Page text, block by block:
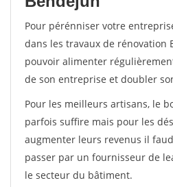
Pour pérénniser votre
dans les travaux de rénovation
pouvoir alimenter
de son entreprise et doubler
Pour les meilleurs artisans, le
parfois suffire mais pour les
augmenter leurs revenus il
passer par un fournisseur de
le secteur du bâtiment.